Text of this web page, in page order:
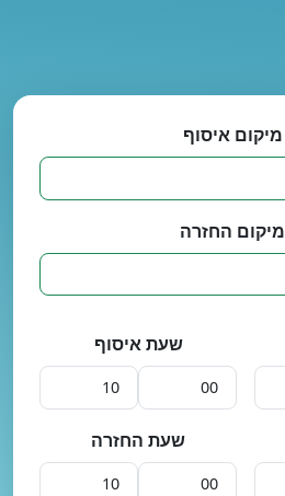
מיקום איסוף
מיקום החזרה
שעת איסוף
שעת החזרה